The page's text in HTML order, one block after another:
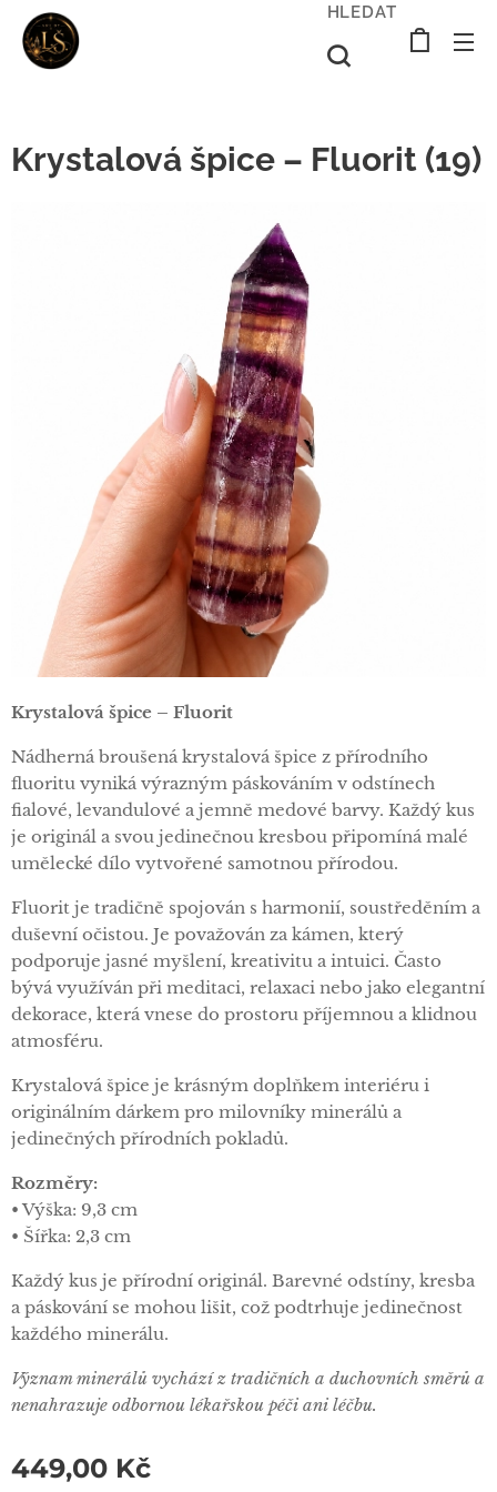
HLEDAT
Krystalová špice – Fluorit (19)
Krystalová špice – Fluorit
Nádherná broušená krystalová špice z přírodního
fluoritu vyniká výrazným páskováním v odstínech
fialové, levandulové a jemně medové barvy. Každý kus
je originál a svou jedinečnou kresbou připomíná malé
umělecké dílo vytvořené samotnou přírodou.
Fluorit je tradičně spojován s harmonií, soustředěním a
duševní očistou. Je považován za kámen, který
podporuje jasné myšlení, kreativitu a intuici. Často
bývá využíván při meditaci, relaxaci nebo jako elegantní
dekorace, která vnese do prostoru příjemnou a klidnou
atmosféru.
Krystalová špice je krásným doplňkem interiéru i
originálním dárkem pro milovníky minerálů a
jedinečných přírodních pokladů.
Rozměry:
• Výška: 9,3 cm
• Šířka: 2,3 cm
Každý kus je přírodní originál. Barevné odstíny, kresba
a páskování se mohou lišit, což podtrhuje jedinečnost
každého minerálu.
Význam minerálů vychází z tradičních a duchovních směrů a
nenahrazuje odbornou lékařskou péči ani léčbu.
449,00 Kč